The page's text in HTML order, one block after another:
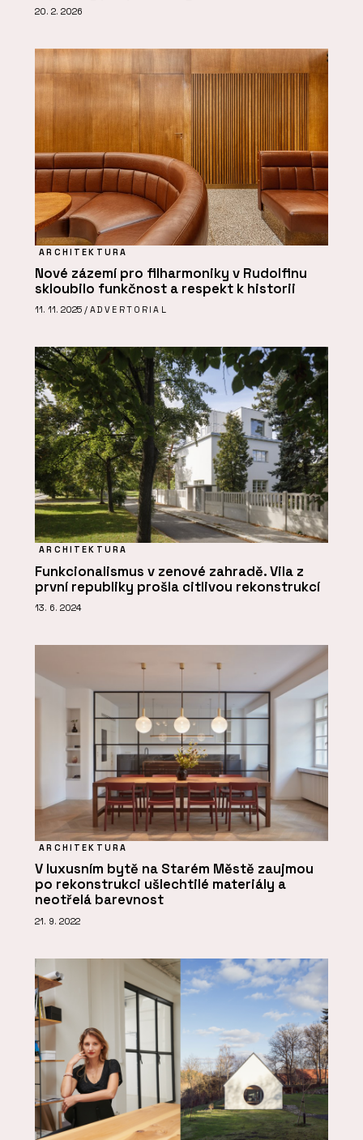
20. 2. 2026
ARCHITEKTURA
Nové zázemí pro filharmoniky v Rudolfinu
skloubilo funkčnost a respekt k historii
11. 11. 2025 / ADVERTORIAL
ARCHITEKTURA
Funkcionalismus v zenové zahradě. Vila z
první republiky prošla citlivou rekonstrukcí
13. 6. 2024
ARCHITEKTURA
V luxusním bytě na Starém Městě zaujmou
po rekonstrukci ušlechtilé materiály a
neotřelá barevnost
21. 9. 2022